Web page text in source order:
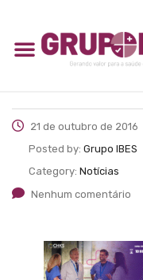
21 de outubro de 2016
Posted by: Grupo IBES
Category: Notícias
Nenhum comentário